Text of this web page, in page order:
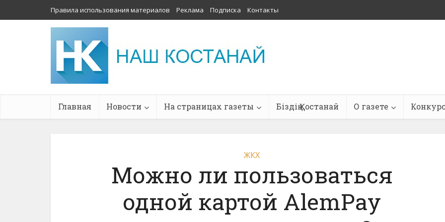
Правила использования материалов Реклама Подписка Контакты
Главная Новости На страницах газеты Біздің Қостанай О газете
ЖКХ
Можно ли пользоваться
одной картой AlemPay